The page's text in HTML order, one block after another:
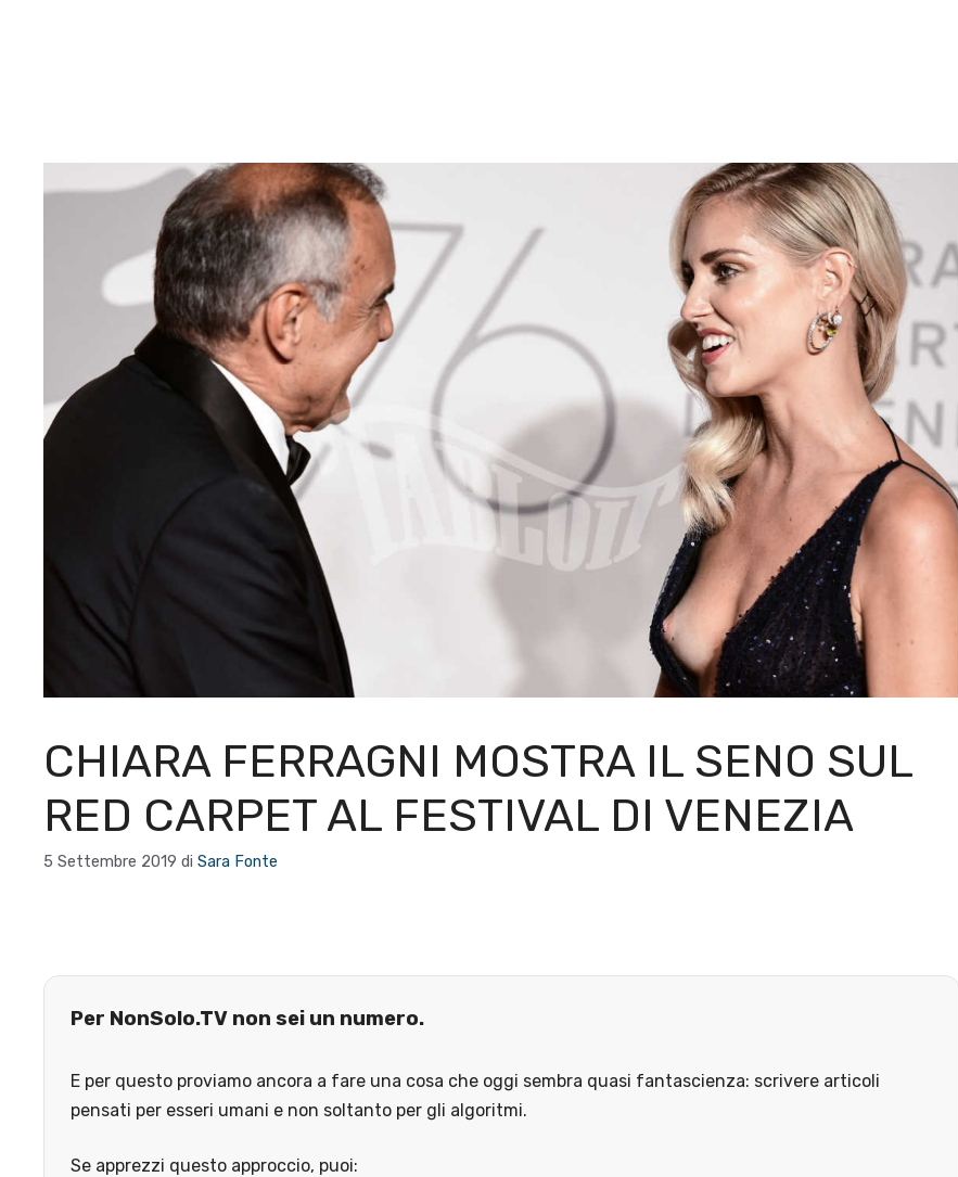
CHIARA FERRAGNI MOSTRA IL SENO SUL
RED CARPET AL FESTIVAL DI VENEZIA
5 Settembre 2019 di Sara Fonte
Per NonSolo.TV non sei un numero.
E per questo proviamo ancora a fare una cosa che oggi sembra quasi fantascienza: scrivere articoli
pensati per esseri umani e non soltanto per gli algoritmi.
Se apprezzi questo approccio, puoi: